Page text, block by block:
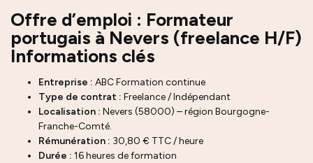
Offre d’emploi : Formateur
portugais à Nevers (freelance H/F)
Informations clés
Entreprise : ABC Formation continue
Type de contrat : Freelance / Indépendant
Localisation : Nevers (58000) – région Bourgogne-
Franche-Comté.
Rémunération : 30,80 € TTC / heure
Durée : 16 heures de formation